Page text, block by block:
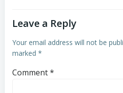
Leave a Reply
Your email address will not be
marked *
Comment*